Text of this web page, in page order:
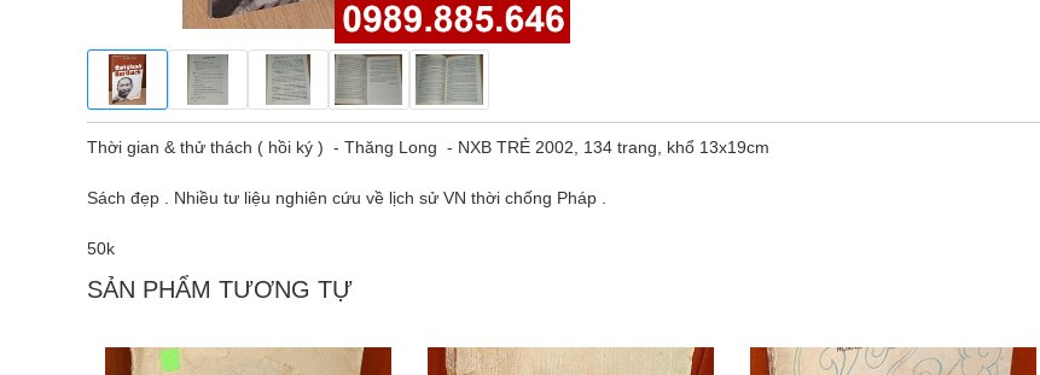
Thời gian & thử thách ( hồi ký ) - Thăng Long - NXB TRẺ 2002, 134 trang, khổ 13x19cm
Sách đẹp . Nhiều tư liệu nghiên cứu về lịch sử VN thời chống Pháp .
50k
SẢN PHẨM TƯƠNG TỰ